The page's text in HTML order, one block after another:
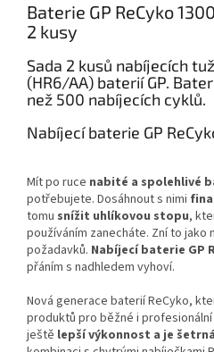
Baterie GP ReCyko
2 kusy
Sada 2 kusů nabíjecích
(HR6/AA) baterií GP.
než 500 nabíjecích cyklů.
Nabíjecí baterie GP
Mít po ruce nabité a spolehlivé
potřebujete. Dosáhnout s nimi
tomu snížit uhlíkovou stopu,
používáním zanecháte. Zní to jako
požadavků. Nabíjecí baterie GP
přáním s nadhledem vyhoví.
Nová generace baterií ReCyko,
produktů pro běžné i
ještě lepší výkonnost a je